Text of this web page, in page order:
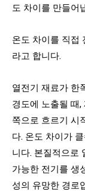
도 차이를 만들어
온도 차이를 직접
라고 합니다.
열전기 재료가 한
경도에 노출될 때
쪽으로 흐르기 시
다. 온도 차이가
니다. 본질적으로
가능한 전기를 생
성의 유망한 경로